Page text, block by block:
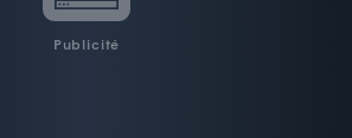
Publicité